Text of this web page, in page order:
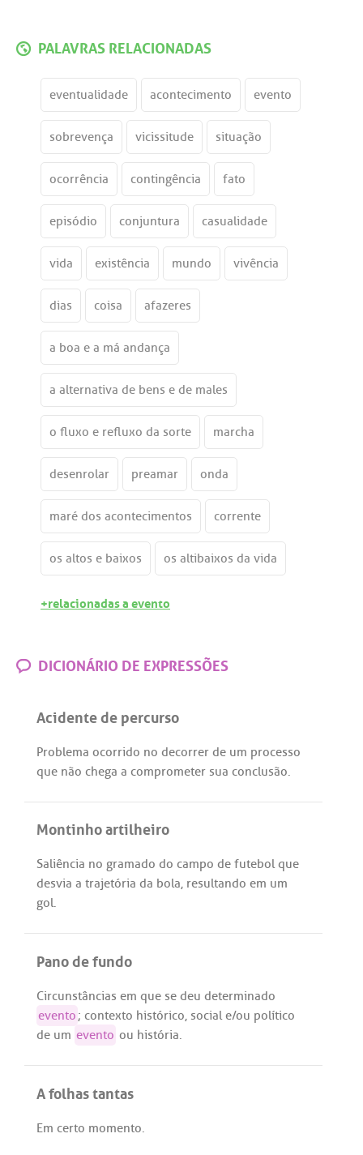
PALAVRAS RELACIONADAS
eventualidade acontecimento evento
sobrevença vicissitude situação
ocorrência contingência fato
episódio conjuntura casualidade
vida existência mundo vivência
dias coisa afazeres
a boa e a má andança
a alternativa de bens e de males
o fluxo e refluxo da sorte marcha
desenrolar preamar onda
maré dos acontecimentos corrente
os altos e baixos os altibaixos da vida
+relacionadas a evento
DICIONÁRIO DE EXPRESSÕES
Acidente de percurso
Problema ocorrido no decorrer de um processo
que não chega a comprometer sua conclusão.
Montinho artilheiro
Saliência no gramado do campo de futebol que
desvia a trajetória da bola, resultando em um
gol.
Pano de fundo
Circunstâncias em que se deu determinado
evento; contexto histórico, sociale/ou político
de um evento ou história.
A folhas tantas
Em certo momento.